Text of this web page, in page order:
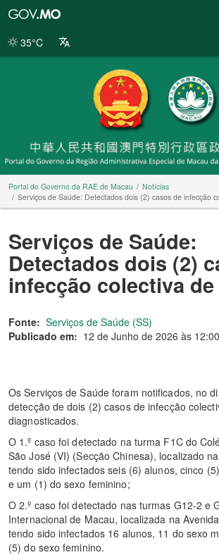
da
35°C
Portal do Governo da RAE de Macau
Notícias
Serviços de Saúde: Detectados dois (2) casos de infecção
Serviços de Saúde:
Detectados dois (2)
infecção colectiva
Fonte: Serviços de Saúde (SS)
Publicado em: 12 de Junho de 2026 às 12:00
Os Serviços de Saúde foram notificados, no
detecção de dois (2) casos de infecção
diagnosticados.
O 1.º caso foi detectado na turma F1C do
São José (VI) (Secção Chinesa), localizado
tendo sido infectados seis (6) alunos, cinco
e um (1) do sexo feminino;
O 2.º caso foi detectado nas turmas G12-2 e
Internacional de Macau, localizada na
tendo sido infectados 16 alunos, 11 do sexo
(5) do sexo feminino.